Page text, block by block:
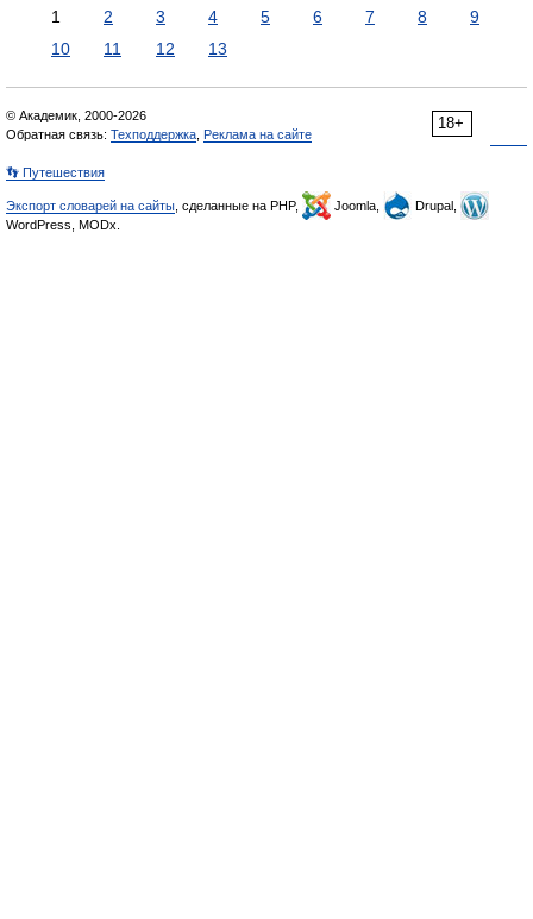
1 2 3 4 5 6 7 8
9
10
11 12 13
18+
© Академик, 2000-2026
Обратная связь: Техподдержка Реклама на сайте
👣 Путешествия
Экспорт словарей на сайты , сделанные на PHP, Joomla,
Drupal,
WordPress, MODx.